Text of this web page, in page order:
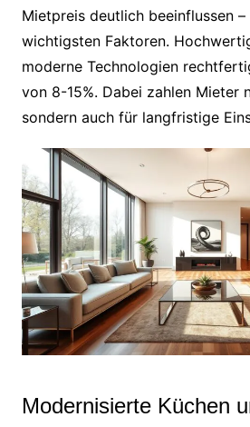
Mietpreis deutlich beeinflussen
wichtigsten Faktoren.
moderne Technologien
von 8-15%. Dabei zahlen Mieter
sondern auch für langfristige
Modernisierte Küchen